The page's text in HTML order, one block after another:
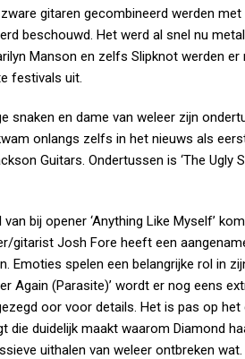
gitaren gecombineerd werden met
beschouwd. Het werd al snel nu
Manson en zelfs Slipknot werden er
festivals uit.
snaken en dame van weleer zijn
onlangs zelfs in het nieuws als
Guitars. Ondertussen is ‘The Ugly
bij opener ‘Anything Like Myself’
gitarist Josh Fore heeft een
spelen een belangrijke rol in
Again (Parasite)’ wordt er nog eens
oor voor details. Het is pas op het
die duidelijk maakt waarom Diamond
uithalen van weleer ontbreken